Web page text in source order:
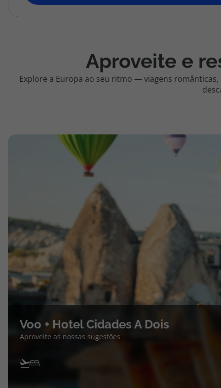
topatlantico@topatlantico.com
Aproveite e
Explore a Europa ao seu ritmo — viagens
Voo + Hotel Cidades A Dois
Aproveite as nossas sugestões